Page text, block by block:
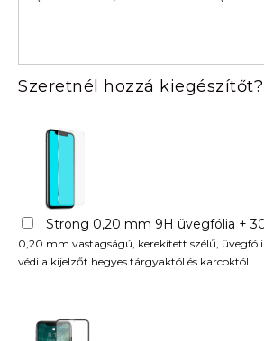
Szeretnél hozzá kiegészítőt?
Strong 0,20 mm 9H üvegfólia +
0,20 mm vastagságú, kerekített szélű,
védi a kijelzőt hegyes tárgyaktól és karcoktól.